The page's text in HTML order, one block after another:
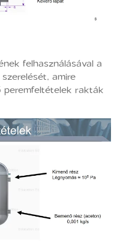
felhasználásával a
amire
rakták